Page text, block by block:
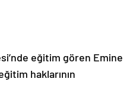
eğitim gören Emine
haklarının